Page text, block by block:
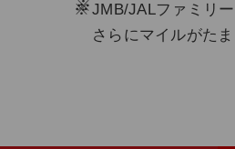
※JMB/JALファミリ
さらにマイルがた